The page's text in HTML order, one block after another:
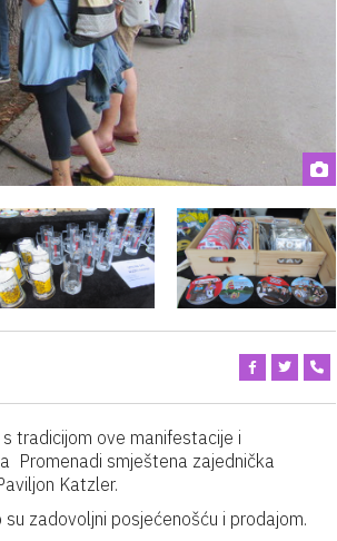
tradicijom ove manifestacije i
Promenadi smještena zajednička
Katzler.
zadovoljni posjećenošću i prodajom.